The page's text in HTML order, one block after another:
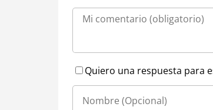
Quiero una respuesta para